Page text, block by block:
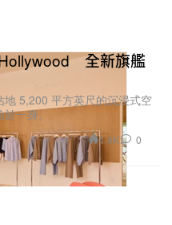
全新旗艦
5,200 平方英尺的沉浸式空
一身。
1.4K 0